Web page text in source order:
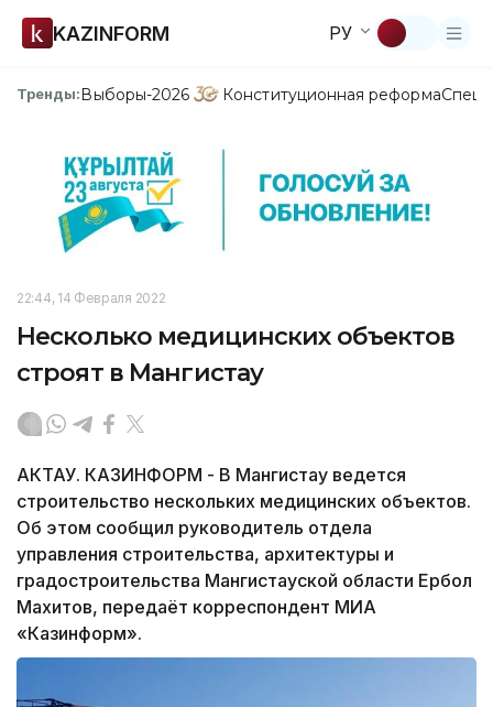
KAZINFORM РУ
Тренды:Выборы-2026 Конституционная реформа
22:44, 14 Февраля 2022
Несколько медицинских объектов
строят в Мангистау
АКТАУ. КАЗИНФОРМ - В Мангистау ведется
строительство нескольких медицинских объектов.
Об этом сообщил руководитель отдела
управления строительства, архитектуры и
градостроительства Мангистауской области Ербол
Махитов, передаёт корреспондент МИА
«Казинформ».